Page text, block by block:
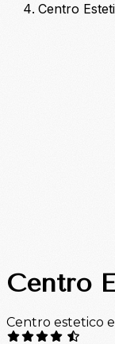
Centro
Centro
Centro estetico